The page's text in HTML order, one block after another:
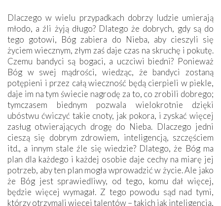
Dlaczego w wielu przypadkach dobrzy ludzie umierają
młodo, a źli żyją długo? Dlatego że dobrych, gdy są do
tego gotowi, Bóg zabiera do Nieba, aby cieszyli się
życiem wiecznym, złym zaś daje czas na skruchę i pokutę.
Czemu bandyci są bogaci, a uczciwi biedni? Ponieważ
Bóg w swej mądrości, wiedząc, że bandyci zostaną
potępieni i przez całą wieczność będą cierpieli w piekle,
daje im na tym świecie nagrodę za to, co zrobili dobrego;
tymczasem biednym pozwala wielokrotnie dzięki
ubóstwu ćwiczyć takie cnoty, jak pokora, i zyskać więcej
zasług otwierających drogę do Nieba. Dlaczego jedni
cieszą się dobrym zdrowiem, inteligencją, szczęściem
itd., a innym stale źle się wiedzie? Dlatego, że Bóg ma
plan dla każdego i każdej osobie daje cechy na miarę jej
potrzeb, aby ten plan mogła wprowadzić w życie. Ale jako
że Bóg jest sprawiedliwy, od tego, komu dał więcej,
będzie więcej wymagał. Z tego powodu sąd nad tymi,
którzy otrzymali więcej talentów – takich jak inteligencja,